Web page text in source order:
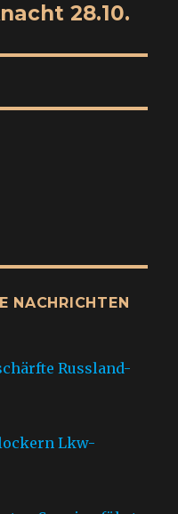
28.10.
NACHRICHTEN
Russland-
Lkw-